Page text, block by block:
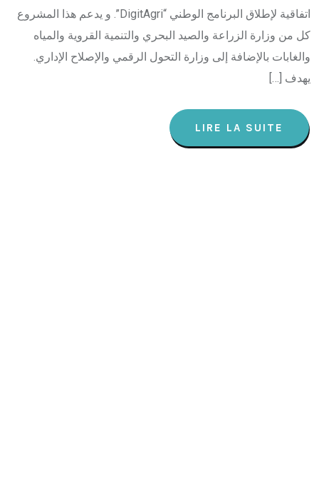
اتفاقية لإطلاق البرنامج الوطني “DigitAgri”. و يدعم هذا المشروع
كل من وزارة الزراعة والصيد البحري والتنمية القروية والمياه
والغابات بالإضافة إلى وزارة التحول الرقمي والإصلاح الإداري.
يهدف […]
LIRE LA SUITE